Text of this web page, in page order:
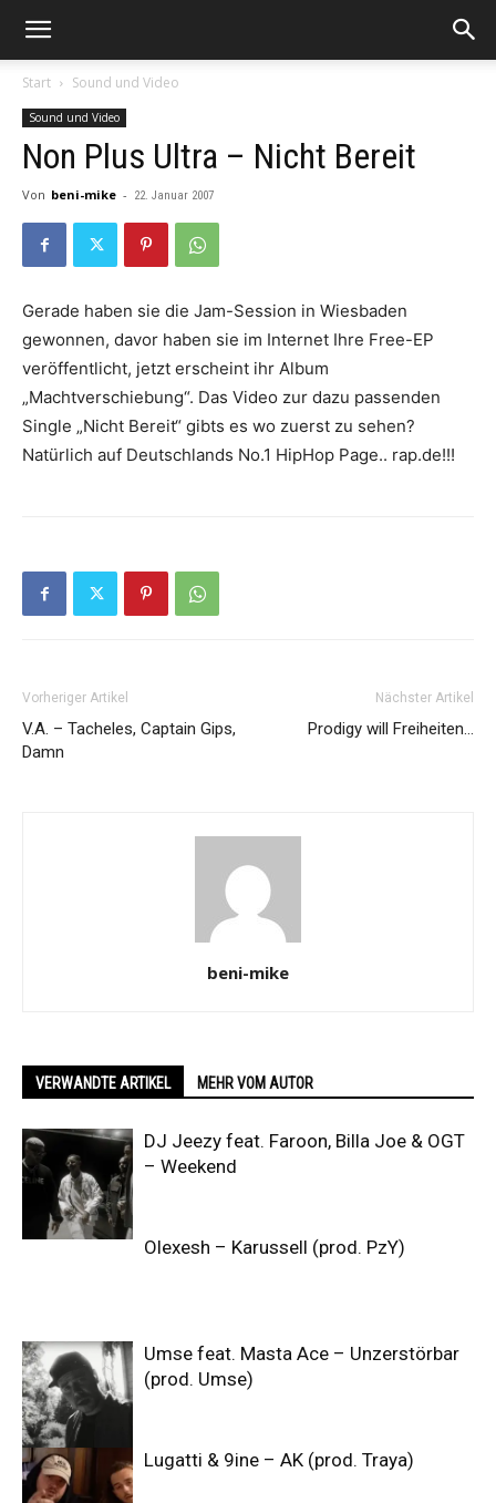
Start Sound und Video
Sound und Video
Non Plus Ultra – Nicht Bereit
Von beni-mike - 22. Januar 2007
Gerade haben sie die Jam-Session in Wiesbaden
gewonnen, davor haben sie im Internet Ihre Free-EP
veröffentlicht, jetzt erscheint ihr Album
„Machtverschiebung“. Das Video zur dazu passenden
Single „Nicht Bereit“ gibts es wo zuerst zu sehen?
Natürlich auf Deutschlands No.1 HipHop Page.. rap.de!!!
Vorheriger Artikel
V.A. – Tacheles, Captain Gips,
Damn
Nächster Artikel
Prodigy will Freiheiten…
beni-mike
VERWANDTE ARTIKEL MEHR VOM AUTOR
DJ Jeezy feat. Faroon, Billa Joe & OGT
– Weekend
Olexesh – Karussell (prod. PzY)
Umse feat. Masta Ace – Unzerstörbar
(prod. Umse)
Lugatti & 9ine – AK (prod. Traya)